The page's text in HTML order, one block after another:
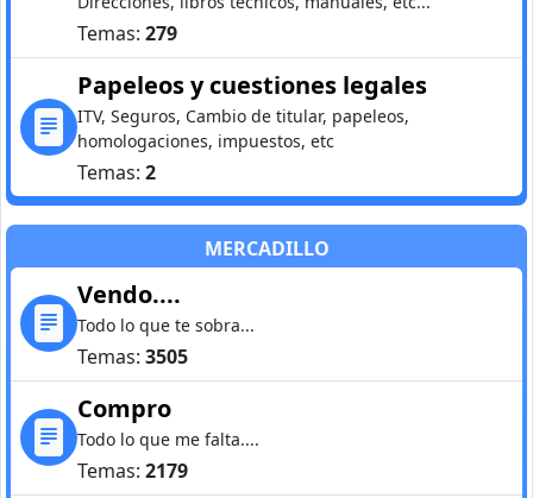
Temas: 279
Papeleos y cuestiones legales
ITV, Seguros, Cambio de titular, papeleos,
homologaciones, impuestos, etc
Temas: 2
MERCADILLO
Vendo....
Todo lo que te sobra...
Temas: 3505
Compro
Todo lo que me falta....
Temas: 2179